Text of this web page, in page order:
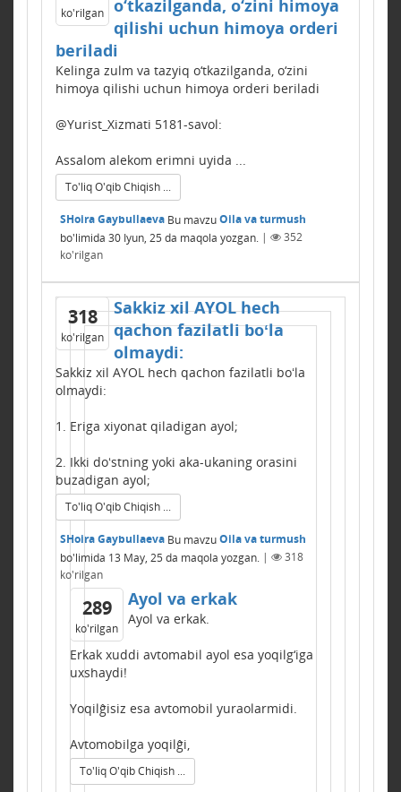
ko'rilgan
o‘tkazilganda, o‘zini himoya
qilishi uchun himoya orderi
beriladi
Kelinga zulm va tazyiq o‘tkazilganda, o‘zini
himoya qilishi uchun himoya orderi beriladi
@Yurist_Xizmati 5181-savol:
Assalom alekom erimni uyida ...
To'liq O'qib Chiqish ...
SHoira Gaybullaeva Bu mavzuOila va turmush
bo'limida 30 Iyun, 25 da maqola yozgan. |
352
ko'rilgan
318
ko'rilgan
Sakkiz xil AYOL hech
qachon fazilatli boʻla
olmaydi:
Sakkiz xil AYOL hech qachon fazilatli boʻla
olmaydi:
1. Eriga xiyonat qiladigan ayol;
2. Ikki doʻstning yoki aka-ukaning orasini
buzadigan ayol;
To'liq O'qib Chiqish ...
SHoira Gaybullaeva Bu mavzuOila va turmush
bo'limida 13 May, 25 da maqola yozgan. |
318
ko'rilgan
289
ko'rilgan
Ayol va erkak
Ayol va erkak.
Erkak xuddi avtomabil ayol esa yoqilg‘iga
uxshaydi!
Yoqilĝisiz esa avtomobil yuraolarmidi.
Avtomobilga yoqilĝi,
To'liq O'qib Chiqish ...